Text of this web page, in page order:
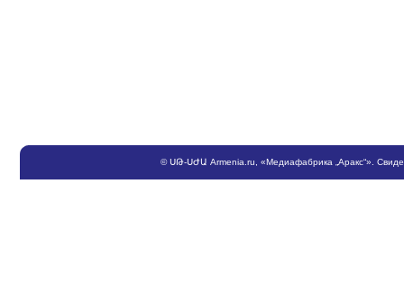
©ՍԹ-ՍԺԱ Armenia.ru , «Медиафабрика „Аракс“».